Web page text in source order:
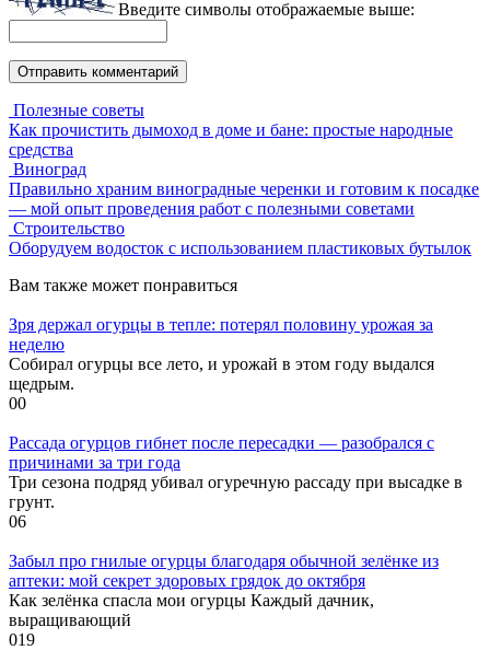
Введите символы отображаемые выше:
Полезные советы
Как прочистить дымоход в доме и бане: простые народные
средства
Виноград
Правильно храним виноградные черенки и готовим к посадке
— мой опыт проведения работ с полезными советами
Строительство
Оборудуем водосток с использованием пластиковых бутылок
Вам также может понравиться
Зря держал огурцы в тепле: потерял половину урожая за
неделю
Собирал огурцы все лето, и урожай в этом году выдался
щедрым.
00
Рассада огурцов гибнет после пересадки — разобрался с
причинами за три года
Три сезона подряд убивал огуречную рассаду при высадке в
грунт.
06
Забыл про гнилые огурцы благодаря обычной зелёнке из
аптеки: мой секрет здоровых грядок до октября
Как зелёнка спасла мои огурцы Каждый дачник,
выращивающий
019